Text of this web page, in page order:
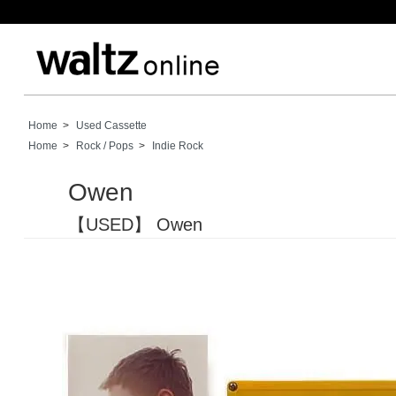
Home >
Used Cassette
Home > Rock / Pops > Indie Rock
Owen
【USED】 Owen